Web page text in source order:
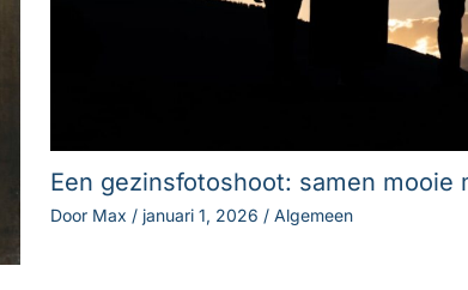
Een gezinsfotoshoot: samen mooie
Door Max / januari 1, 2026 / Algemeen